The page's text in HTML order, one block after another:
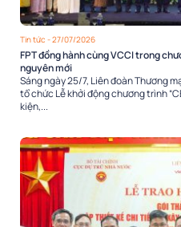
Tin tức - 27/07/2026
FPT đồng hành cùng VCCI trong
nguyên mới
Sáng ngày 25/7, Liên đoàn Thương
tổ chức Lễ khởi động chương trình
kiện,...